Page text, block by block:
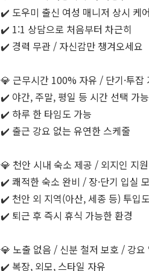
✔️ 도우미 출신 여성 매니저 상시 케어
✔️ 1:1 상담으로 처음부터 차근히
✔️ 경력 무관 / 자신감만 챙겨오세요
💎 근무시간 100% 자유 / 단기·투잡
✔️ 야간, 주말, 평일 등 시간 선택 가능
✔️ 하루 한 타임도 가능
✔️ 출근 강요 없는 유연한 스케줄
💎 천안 시내 숙소 제공 / 외지인 지
✔️ 쾌적한 숙소 완비 / 장·단기 입실
✔️ 천안 외 지역(아산, 세종 등) 투입
✔️ 퇴근 후 즉시 휴식 가능한 환경
💎 노출 없음 / 신분 철저 보호 / 강요
✔️ 복장, 외모, 스타일 자유